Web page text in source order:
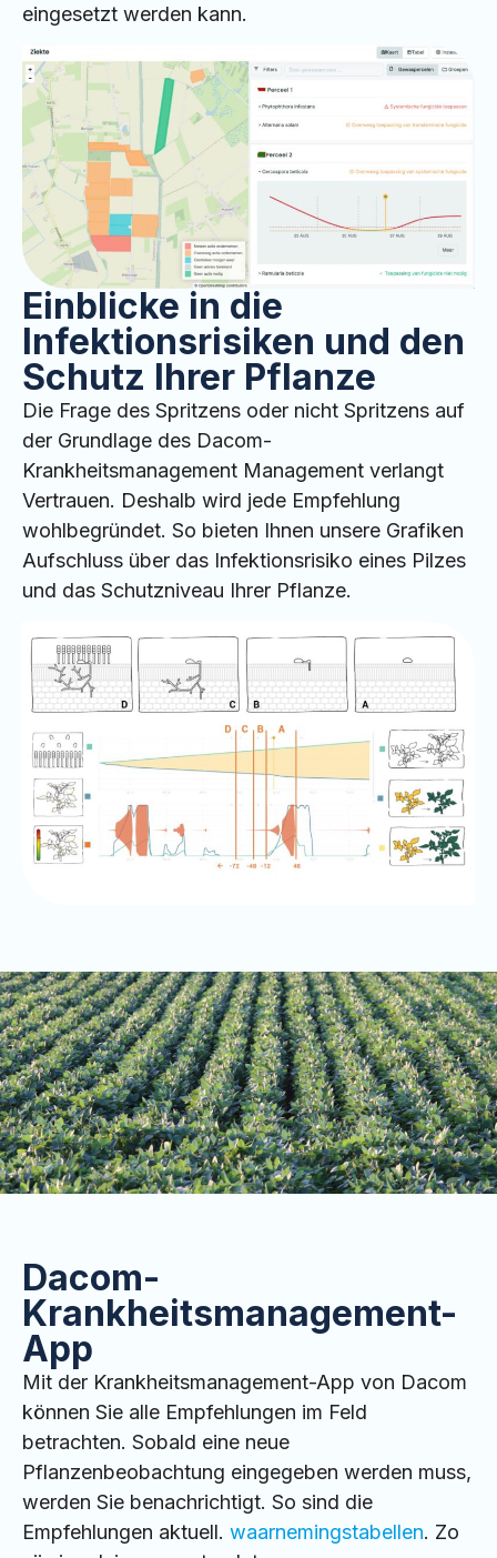
eingesetzt werden kann.
Einblicke in die
Infektionsrisiken und den
Schutz Ihrer Pflanze
Die Frage des Spritzens oder nicht Spritzens auf
der Grundlage des Dacom-
Krankheitsmanagement Management verlangt
Vertrauen. Deshalb wird jede Empfehlung
wohlbegründet. So bieten Ihnen unsere Grafiken
Aufschluss über das Infektionsrisiko eines Pilzes
und das Schutzniveau Ihrer Pflanze.
Dacom-
Krankheitsmanagement-
App
Mit der Krankheitsmanagement-App von Dacom
können Sie alle Empfehlungen im Feld
betrachten. Sobald eine neue
Pflanzenbeobachtung eingegeben werden muss,
werden Sie benachrichtigt. So sind die
Empfehlungen aktuell. waarnemingstabellen. Zo